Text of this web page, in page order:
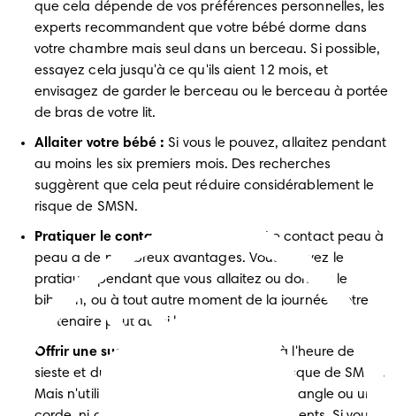
que cela dépende de vos préférences personnelles, les
experts recommandent que votre bébé dorme dans
votre chambre mais seul dans un berceau. Si possible,
essayez cela jusqu'à ce qu'ils aient 12 mois, et
envisagez de garder le berceau ou le berceau à portée
de bras de votre lit.
Allaiter votre bébé : Si vous le pouvez, allaitez pendant
au moins les six premiers mois. Des recherches
suggèrent que cela peut réduire considérablement le
risque de SMSN.
Pratiquer le contact peau à peau :
Le contact peau à
peau a de nombreux avantages. Vous pouvez le
pratiquer pendant que vous allaitez ou donnez le
biberon, ou à tout autre moment de la journée. Votre
partenaire peut aussi le faire.
Offrir une sucette :
Sucer une sucette à l'heure de la
sieste et du coucher pourrait réduire le risque de SMSN.
Mais n'utilisez pas de sucettes avec une sangle ou une